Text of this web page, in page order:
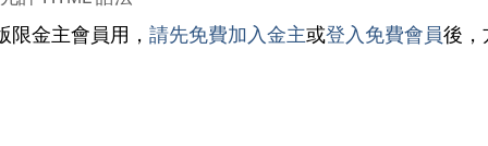
限金主會員用， 請先免費加入金主或登入免費會員後，